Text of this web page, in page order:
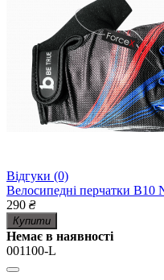
Відгуки (0)
Велосипедні перчатки B10
290 ₴
Купити
Немає в наявності
001100-L